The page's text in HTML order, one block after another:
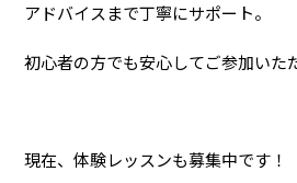
アドバイスまで丁寧にサポート。
初心者の方でも安心してご参加いた
現在、体験レッスンも募集中です！